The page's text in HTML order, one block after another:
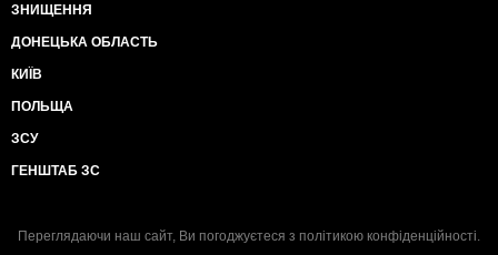
ЗНИЩЕННЯ
ДОНЕЦЬКА ОБЛАСТЬ
КИЇВ
ПОЛЬЩА
ЗСУ
ГЕНШТАБ ЗС
Переглядаючи наш сайт, Ви погоджуєтеся з політикою конфіденційності.